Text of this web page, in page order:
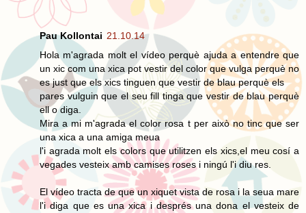
Pau Kollontai 21.10.14
Hola m'agrada molt el vídeo perquè ajuda a entendre que
un xic com una xica pot vestir del color que vulga perquè no
es just que els xics tinguen que vestir de blau perquè els
pares vulguin que el seu fill tinga que vestir de blau perquè
ell o diga.
Mira a mi m'agrada el color rosa t per això no tinc que ser
una xica a una amiga meua
l'i agrada molt els colors que utilitzen els xics,el meu cosí a
vegades vesteix amb camises roses i ningú l'i diu res.
El vídeo tracta de que un xiquet vista de rosa i la seua mare
l'i diga que es una xica i després una dona el vesteix de